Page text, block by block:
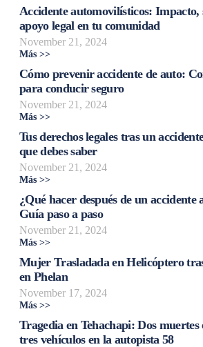
Accidente automovilísticos: Impacto,
apoyo legal en tu comunidad
November 21, 2024
Más >>
Cómo prevenir accidente de auto:
para conducir seguro
November 21, 2024
Más >>
Tus derechos legales tras un
que debes saber
November 21, 2024
Más >>
¿Qué hacer después de un
Guía paso a paso
November 21, 2024
Más >>
Mujer Trasladada en Helicóptero
en Phelan
November 17, 2024
Más >>
Tragedia en Tehachapi: Dos muertes
tres vehículos en la autopista 58